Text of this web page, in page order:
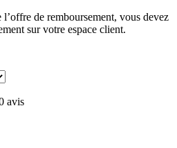
de remboursement, vous devez
sur votre espace client.
avis